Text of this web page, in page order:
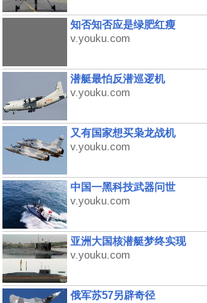
知否知否应是绿肥红瘦
v.youku.com
潜艇最怕反潜巡逻机
v.youku.com
又有国家想买枭龙战机
v.youku.com
中国一黑科技武器问世
v.youku.com
亚洲大国核潜艇梦终实现
v.youku.com
俄军苏57另辟奇径